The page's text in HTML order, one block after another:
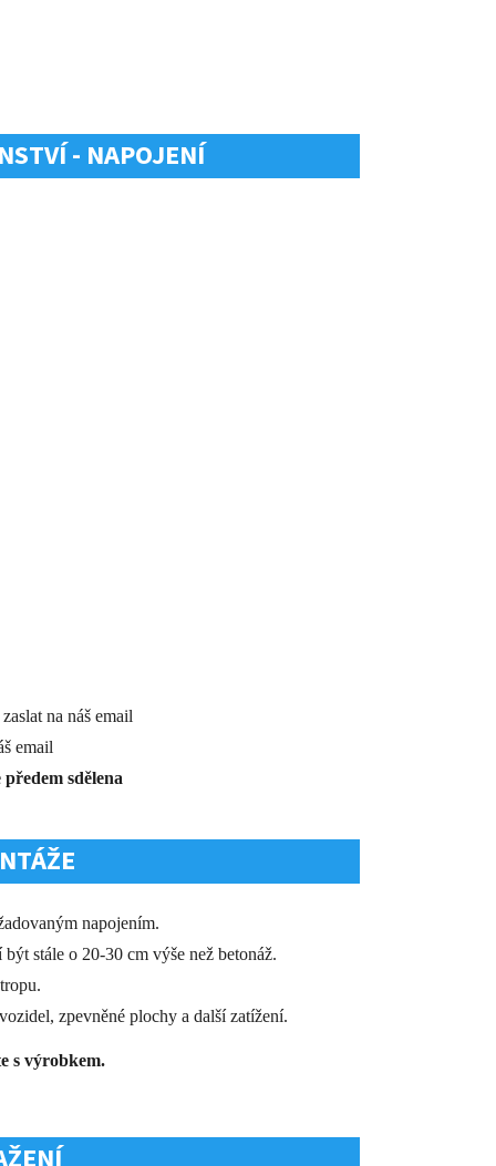
- NAPOJENÍ
na náš email
email
sdělena
napojením.
stále o 20-30 cm výše než betonáž.
zpevněné plochy a další zatížení.
s výrobkem.